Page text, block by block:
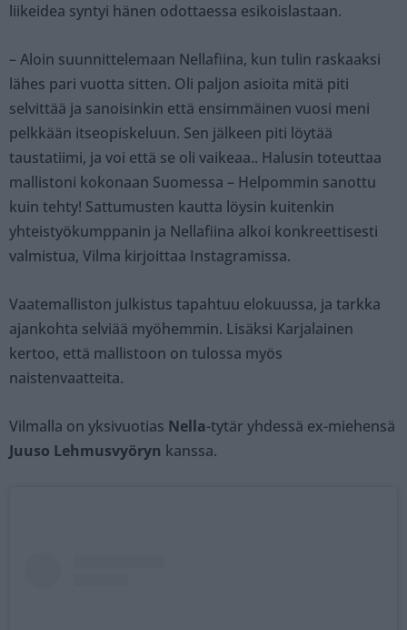
liikeidea syntyi hänen odottaessa esikoislastaan.
– Aloin suunnittelemaan Nellafiina, kun tulin raskaaksi
lähes pari vuotta sitten. Oli paljon asioita mitä piti
selvittää ja sanoisinkin että ensimmäinen vuosi meni
pelkkään itseopiskeluun. Sen jälkeen piti löytää
taustatiimi, ja voi että se oli vaikeaa.. Halusin toteuttaa
mallistoni kokonaan Suomessa – Helpommin sanottu
kuin tehty! Sattumusten kautta löysin kuitenkin
yhteistyökumppanin ja Nellafiina alkoi konkreettisesti
valmistua, Vilma kirjoittaa Instagramissa.
Vaatemalliston julkistus tapahtuu elokuussa, ja tarkka
ajankohta selviää myöhemmin. Lisäksi Karjalainen
kertoo, että mallistoon on tulossa myös
naistenvaatteita.
Vilmalla on yksivuotias Nella-tytär yhdessä ex-miehensä
Juuso Lehmusvyöryn kanssa.